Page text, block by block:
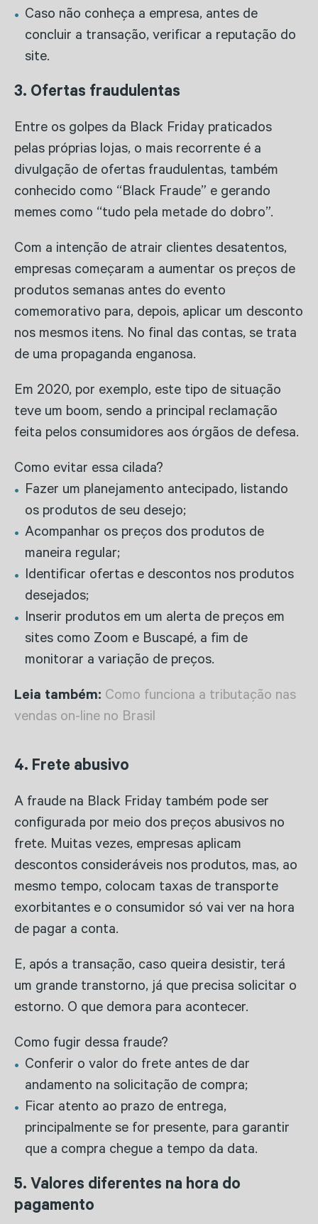
Caso não conheça a empresa, antes de
concluir a transação, verificar a reputação do
site.
3. Ofertas fraudulentas
Entre os golpes da Black Friday praticados
pelas próprias lojas, o mais recorrente é a
divulgação de ofertas fraudulentas, também
conhecido como “Black Fraude” e gerando
memes como “tudo pela metade do dobro”.
Com a intenção de atrair clientes desatentos,
empresas começaram a aumentar os preços de
produtos semanas antes do evento
comemorativo para, depois, aplicar um desconto
nos mesmos itens. No final das contas, se trata
de uma propaganda enganosa.
Em 2020, por exemplo, este tipo de situação
teve um boom, sendo a principal reclamação
feita pelos consumidores aos órgãos de defesa.
Como evitar essa cilada?
Fazer um planejamento antecipado, listando
os produtos de seu desejo;
Acompanhar os preços dos produtos de
maneira regular;
Identificar ofertas e descontos nos produtos
desejados;
Inserir produtos em um alerta de preços em
sites como Zoom e Buscapé, a fim de
monitorar a variação de preços.
Leia também: Como funciona a tributação nas
vendas on-line no Brasil
4. Frete abusivo
A fraude na Black Friday também pode ser
configurada por meio dos preços abusivos no
frete. Muitas vezes, empresas aplicam
descontos consideráveis nos produtos, mas, ao
mesmo tempo, colocam taxas de transporte
exorbitantes e o consumidor só vai ver na hora
de pagar a conta.
E, após a transação, caso queira desistir, terá
um grande transtorno, já que precisa solicitar o
estorno. O que demora para acontecer.
Como fugir dessa fraude?
Conferir o valor do frete antes de dar
andamento na solicitação de compra;
Ficar atento ao prazo de entrega,
principalmente se for presente, para garantir
que a compra chegue a tempo da data.
5. Valores diferentes na hora do
pagamento